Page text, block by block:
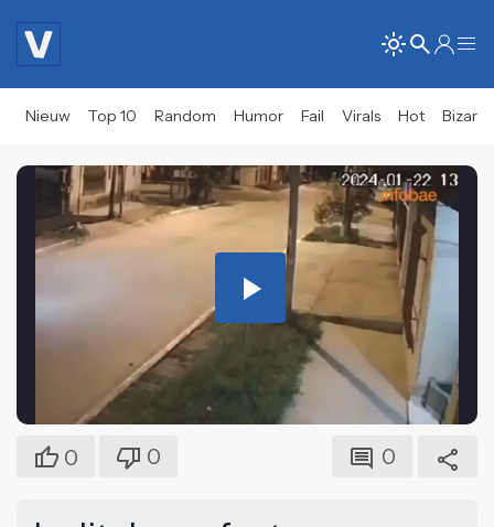
Nieuw Top 10 Random Humor Fail Virals Hot Bizar
Play
Video
0 0 0